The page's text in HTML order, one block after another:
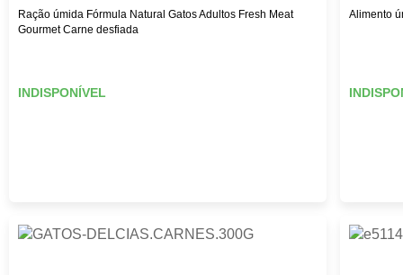
Ração úmida Fórmula Natural Gatos Adultos Fresh Meat
Gourmet Carne desfiada
INDISPONÍVEL
Alimento